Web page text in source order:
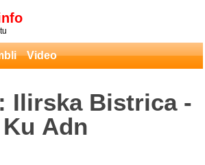
Video
Ilirska Bistrica -
Adn